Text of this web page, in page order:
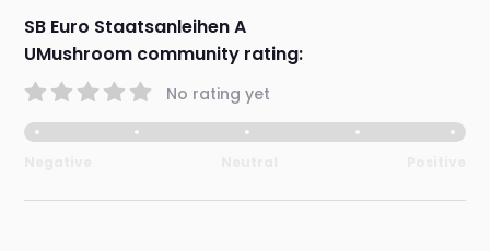
SB Euro Staatsanleihen A
UMushroom community rating:
No rating yet